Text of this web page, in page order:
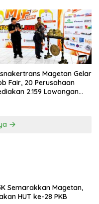
Magetan Gelar
Fair, 20 Perusahaan
2.159 Lowongan
Semarakkan Magetan,
HUT ke-28 PKB